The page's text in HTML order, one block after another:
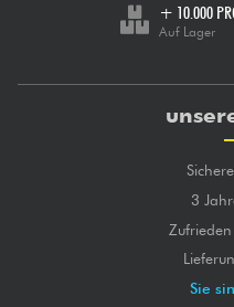
+ 10.000
Auf Lager
3
Sie